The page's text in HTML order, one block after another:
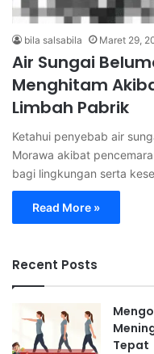
bila salsabila Maret 29,
Air Sungai
Menghitam
Limbah Pabrik
Ketahui penyebab air
Morawa akibat
bagi lingkungan serta
Read More »
Recent Posts
Tepat